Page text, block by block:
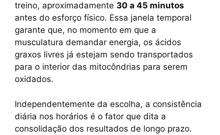
treino, aproximadamente 30 a 45 minutos
antes do esforço físico. Essa janela temporal
garante que, no momento em que a
musculatura demandar energia, os ácidos
graxos livres já estejam sendo transportados
para o interior das mitocôndrias para serem
oxidados.
Independentemente da escolha, a consistência
diária nos horários é o fator que dita a
consolidação dos resultados de longo prazo.